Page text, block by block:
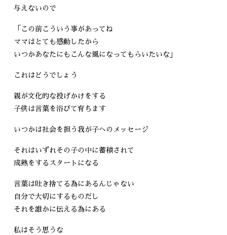
与えないので
「この前こういう事があってね
ママはとても感動したから
いつかあなたにもこんな風になってもらいたいな」
これはどうでしょう
親が文化的な投げかけをする
子供は言葉を浴びて育ちます
いつかは社会を担う我が子へのメッセージ
それはいずれその子の中に蓄積されて
成熟をするスタートになる
言葉は吐き捨てる為にあるんじゃない
自分で大切にするものだし
それを誰かに伝える為にある
私はそう思うな